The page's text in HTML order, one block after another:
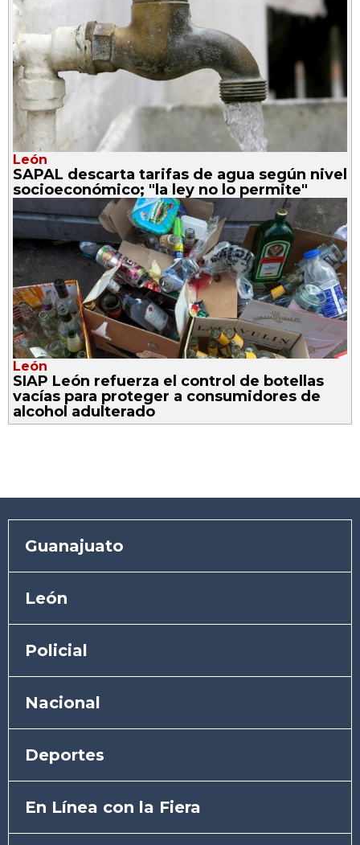
León
SAPAL descarta tarifas de agua según nivel
socioeconómico; "la ley no lo permite"
León
SIAP León refuerza el control de botellas
vacías para proteger a consumidores de
alcohol adulterado
Guanajuato
León
Policial
Nacional
Deportes
En Línea con la Fiera